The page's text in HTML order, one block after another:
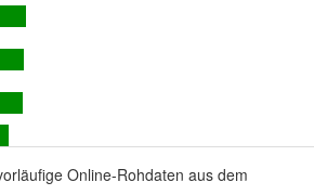
Online-Rohdaten aus dem